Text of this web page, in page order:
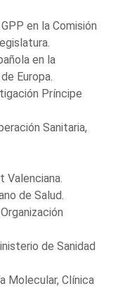
en la Comisión
en la
Europa.
Príncipe
Sanitaria,
Valenciana.
de Salud.
de Sanidad
Molecular, Clínica